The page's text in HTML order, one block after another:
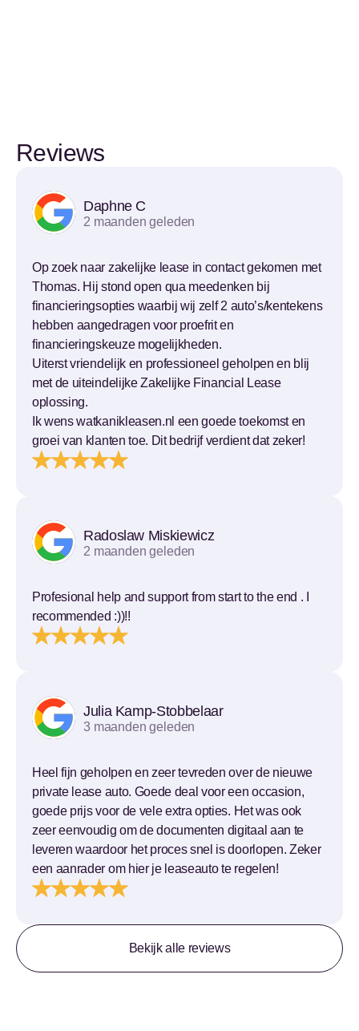
Reviews
Bekijk alle reviews
Daphne C
2 maanden geleden
Op zoek naar zakelijke lease in contact gekomen met
Thomas. Hij stond open qua meedenken bij
financieringsopties waarbij wij zelf 2 auto’s/kentekens
hebben aangedragen voor proefrit en
financieringskeuze mogelijkheden.
Uiterst vriendelijk en professioneel geholpen en blij
met de uiteindelijke Zakelijke Financial Lease
oplossing.
Ik wens watkanikleasen.nl een goede toekomst en
groei van klanten toe. Dit bedrijf verdient dat zeker!
Radoslaw Miskiewicz
2 maanden geleden
Profesional help and support from start to the end . I
recommended :))!!
Julia Kamp-Stobbelaar
3 maanden geleden
Heel fijn geholpen en zeer tevreden over de nieuwe
private lease auto. Goede deal voor een occasion,
goede prijs voor de vele extra opties. Het was ook
zeer eenvoudig om de documenten digitaal aan te
leveren waardoor het proces snel is doorlopen. Zeker
een aanrader om hier je leaseauto te regelen!